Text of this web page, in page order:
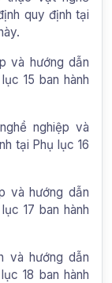
quy định tại
và hướng dẫn
15 ban hành
nghiệp và
tại Phụ lục 16
và hướng dẫn
17 ban hành
và hướng dẫn
18 ban hành